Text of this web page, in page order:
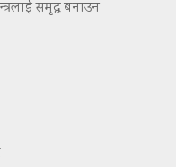
समृद्ध बनाउन